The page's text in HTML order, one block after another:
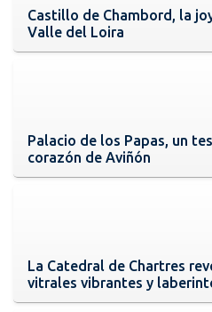
Castillo de Chambord, la
Valle del Loira
Palacio de los Papas, un
corazón de Aviñón
La Catedral de Chartres
vitrales vibrantes y